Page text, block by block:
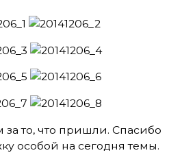
за то, что пришли. Спасибо
особой на сегодня темы.